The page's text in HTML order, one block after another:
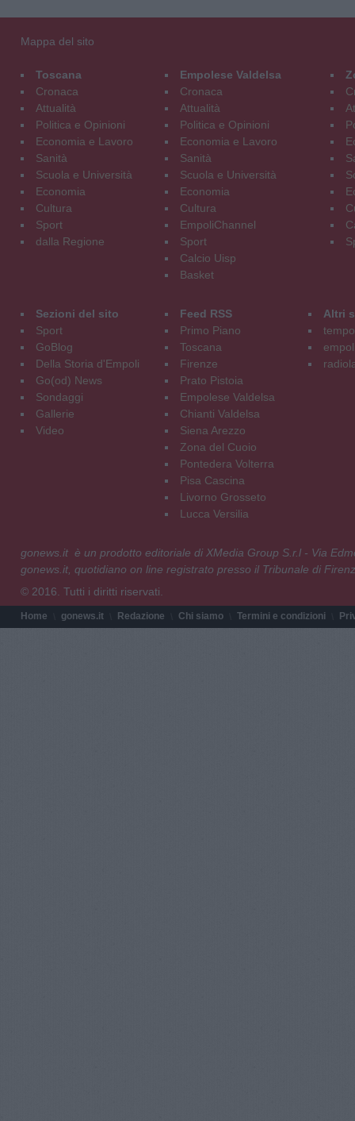
Mappa del sito
Toscana
Cronaca
Attualità
Politica e Opinioni
Economia e Lavoro
Sanità
Scuola e Università
Economia
Cultura
Sport
dalla Regione
Empolese Valdelsa
Cronaca
Attualità
Politica e Opinioni
Economia e Lavoro
Sanità
Scuola e Università
Economia
Cultura
EmpoliChannel
Sport
Calcio Uisp
Basket
Sezioni del sito
Sport
GoBlog
Della Storia d'Empoli
Go(od) News
Sondaggi
Gallerie
Video
Feed RSS
Primo Piano
Toscana
Firenze
Prato Pistoia
Empolese Valdelsa
Chianti Valdelsa
Siena Arezzo
Zona del Cuoio
Pontedera Volterra
Pisa Cascina
Livorno Grosseto
Lucca Versilia
Altri
gonews.it è un prodotto editoriale di XMedia Group S.r.l - Via
gonews.it, quotidiano on line registrato presso il Tribunale di
© 2016. Tutti i diritti riservati.
Home gonews.it Redazione Chi siamo Termini e condizioni